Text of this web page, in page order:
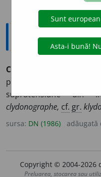
Explicative DEX
CLIDONOGR
polarității,
supratensiune din
clydonographe, cf. gr.
sursa: DN (1986) adăugată
Copyright © 2004-2026
Preluarea, stocarea sau